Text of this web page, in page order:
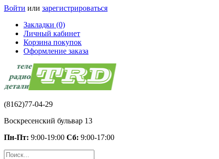
Войти или зарегистрироваться
Закладки (0)
Личный кабинет
Корзина покупок
Оформление заказа
(8162)77-04-29
Воскресенский бульвар 13
Пн-Пт: 9:00-19:00 Сб: 9:00-17:00